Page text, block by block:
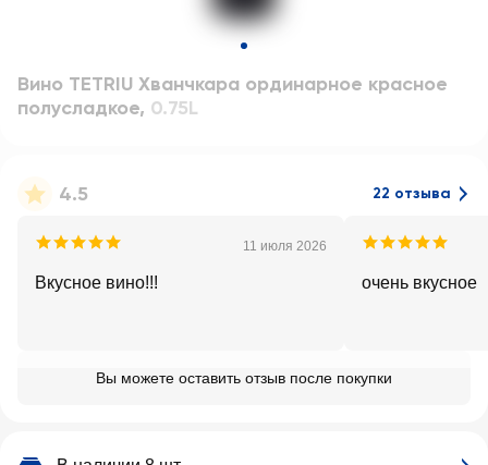
Вино TETRIU Хванчкара ординарное красное
полусладкое, 0.75L
4.5 22 отзыва
11 июля 2026
Вкусное вино!!! очень вкусное
Вы можете оставить отзыв после покупки